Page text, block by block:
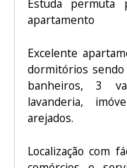
Estuda
apartamento
Excelente
dormitórios
banheiros, 3
lavanderia,
arejados.
Localização com